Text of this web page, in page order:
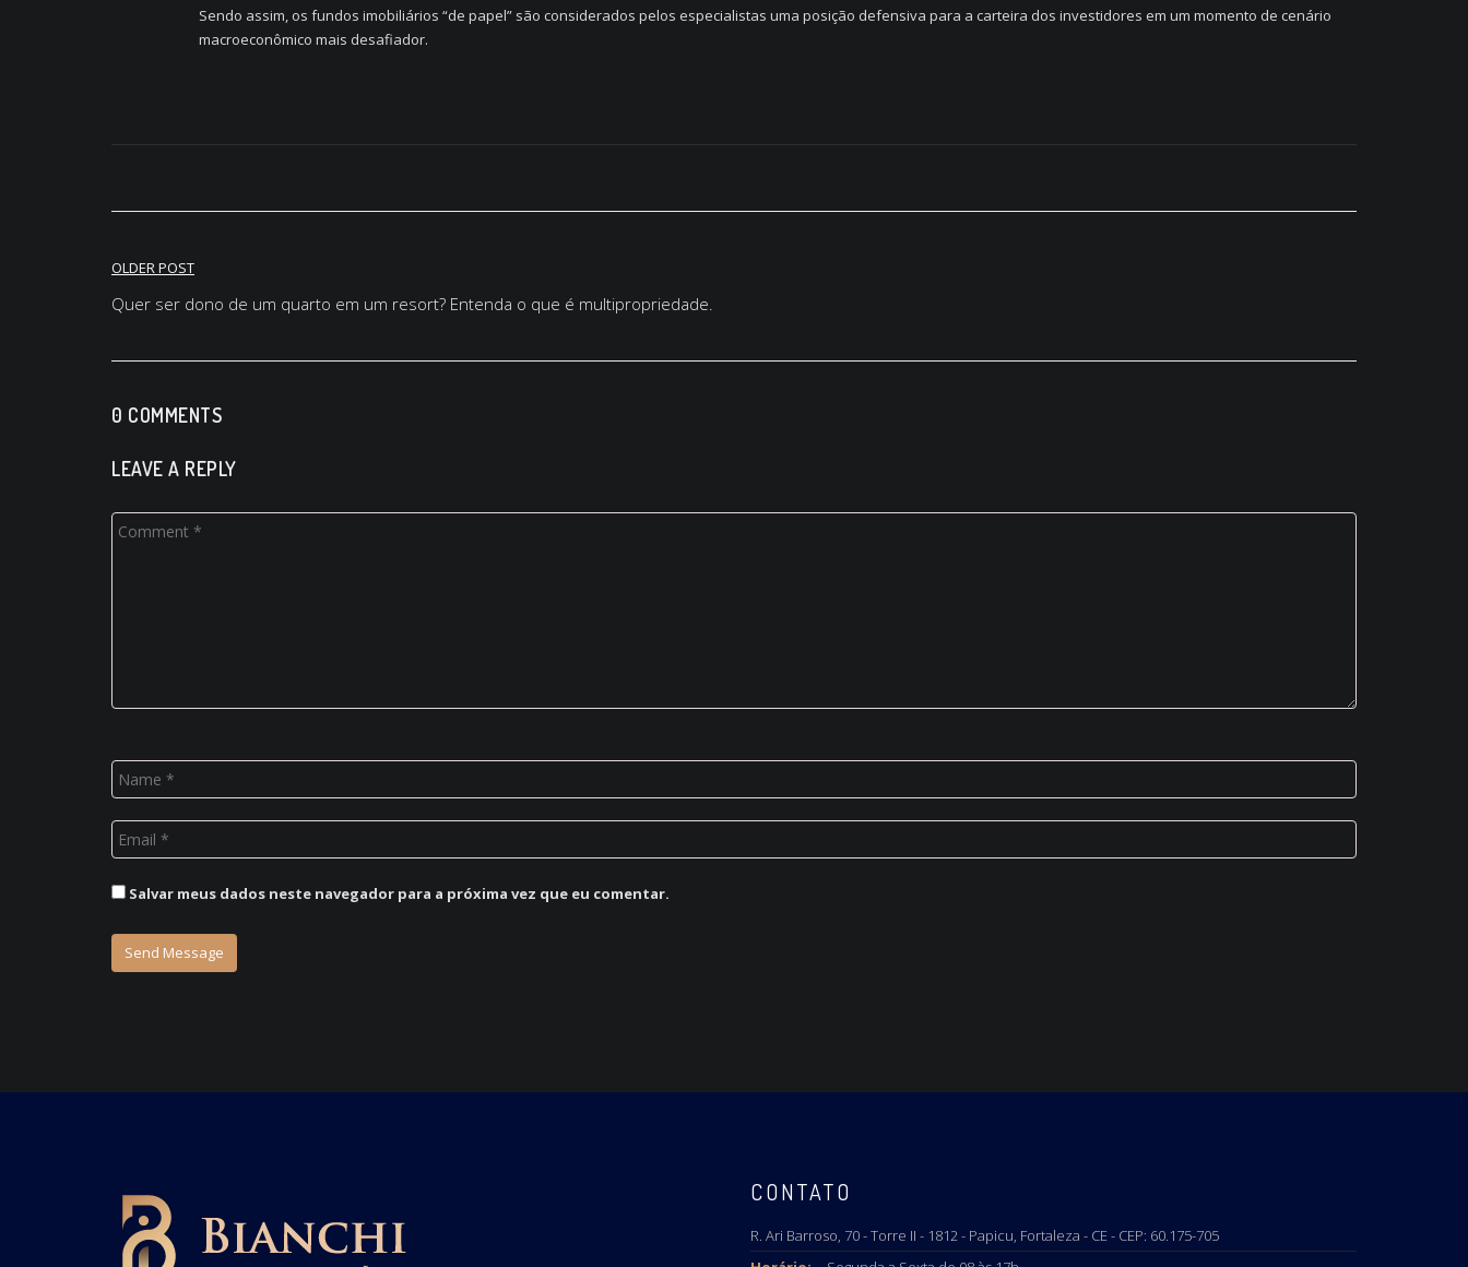
Sendo assim, os fundos imobiliários “de papel” são considerados pelos especialistas uma posição defensiva para a carteira dos investidores em um momento de cenário
macroeconômico mais desafiador.
OLDER POST
Quer ser dono de um quarto em um resort? Entenda o que é multipropriedade.
0 COMMENTS
LEAVE A REPLY
Salvar meus dados neste navegador para a próxima vez que eu comentar.
CONTATO
R. Ari Barroso, 70 - Torre II - 1812 - Papicu, Fortaleza - CE - CEP: 60.175-705